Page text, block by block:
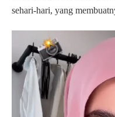
sehari-hari, yang